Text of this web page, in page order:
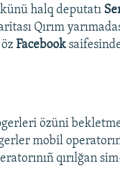
halq deputatı
Qırım
özFacebook
özüni
mobil
qırılğan